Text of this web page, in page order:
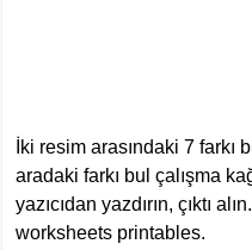
İki resim arasındaki 7 farkı
aradaki farkı bul çalışma
yazıcıdan yazdırın, çıktı
worksheets printables.